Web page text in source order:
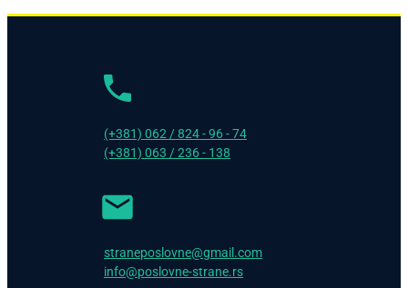
(+381) 062 / 824 - 96 - 74
(+381) 063 / 236 - 138
straneposlovne@gmail.com
info@poslovne-strane.rs